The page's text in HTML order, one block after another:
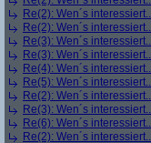
Re(2): Wen´s
Re(2): Wen´s
Re(3): Wen´s
Re(3): Wen´s
Re(4): Wen´s
Re(5): Wen´s
Re(2): Wen´s
Re(3): Wen´s
Re(6): Wen´s
Re(2): Wen´s